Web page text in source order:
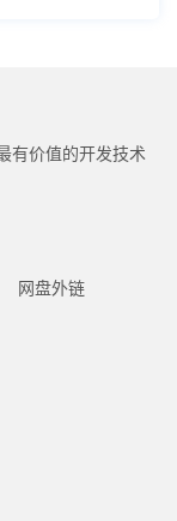
有价值的开发技术
网盘外链